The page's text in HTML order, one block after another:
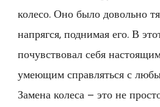
колесо. Оно было довольно
напрягся, поднимая его. В
почувствовал себя
умеющим справляться с
Замена колеса – это не